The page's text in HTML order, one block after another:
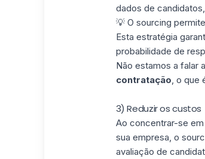
dados de
💡 O sourcing
Esta estratégia
probabilidade de
Não estamos a falar
contratação , o
3) Reduzir os custos
Ao concentrar-se
sua empresa, o
avaliação de